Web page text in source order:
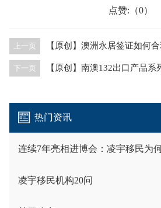
点赞:（0）
上一页 【原创】澳洲永居签证如何
下一页 【原创】南澳132出口产品系
热门资讯
连续7年亮相进博会：凌宇移民为
凌宇移民机构20问